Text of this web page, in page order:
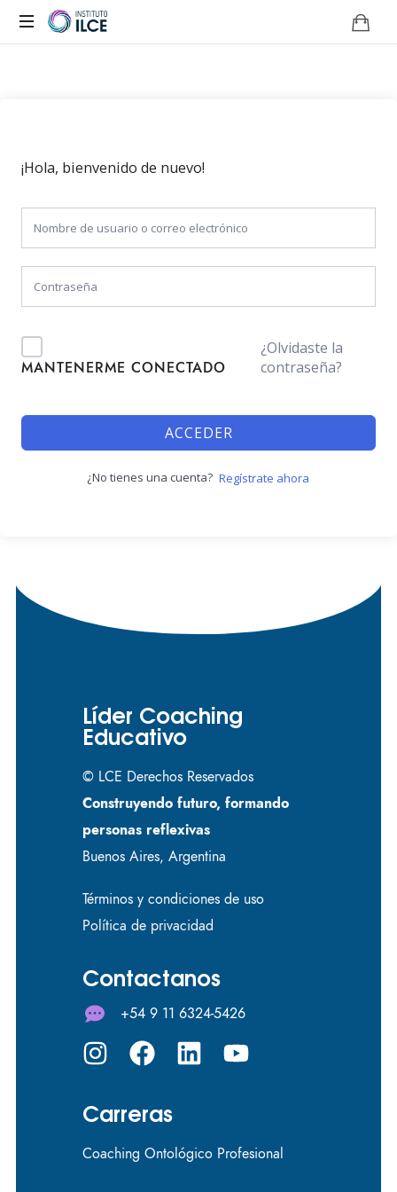
¡Hola, bienvenido de nuevo!
MANTENERME CONECTADO
¿Olvidaste la
contraseña?
ACCEDER
¿No tienes una cuenta? Regístrate ahora
Líder Coaching
Educativo
© LCE Derechos Reservados
Construyendo futuro, formando
personas reflexivas
Buenos Aires, Argentina
Términos y condiciones de uso
Política de privacidad
Contactanos
+54 9 11 6324-5426
Carreras
Coaching Ontológico Profesional